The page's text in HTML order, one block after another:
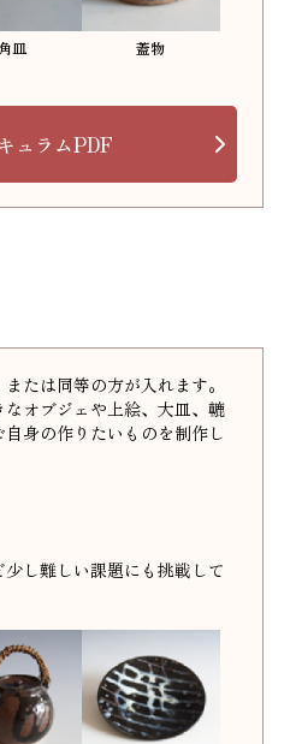
皿 蓋物
ュラムPDF
たは同等の方が入れます。
オブジェや上絵、大皿、轆
身の作りたいものを制作し
し難しい課題にも挑戦して